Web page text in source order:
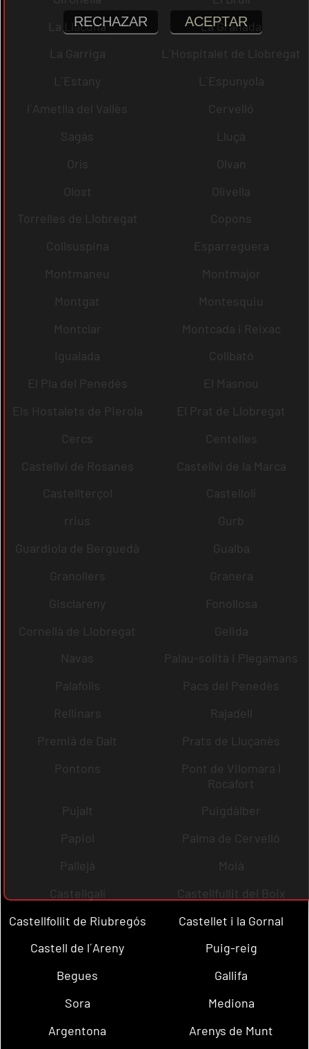
La Llacuna
La Granada
La Garriga
L´Hospitalet de Llobregat
L´Estany
L´Espunyola
l´Ametlla del Vallès
Cervelló
Sagàs
Lluçà
Orís
Olvan
Olost
Olivella
Torrelles de Llobregat
Copons
Collsuspina
Esparreguera
Montmaneu
Montmajor
Montgat
Montesquiu
Montclar
Montcada i Reixac
Igualada
Collbató
El Pla del Penedès
El Masnou
Els Hostalets de Pierola
El Prat de Llobregat
Cercs
Centelles
Castellví de Rosanes
Castellví de la Marca
Castellterçol
Castellolí
rrius
Gurb
Guardiola de Berguedà
Gualba
Granollers
Granera
Gisclareny
Fonollosa
Cornellà de Llobregat
Gelida
Navas
Palau-solità i Plegamans
Palafolls
Pacs del Penedès
Rellinars
Rajadell
Premià de Dalt
Prats de Lluçanès
Pontons
Pont de Vilomara i
Rocafort
Pujalt
Puigdàlber
Papiol
Palma de Cervelló
Pallejà
Moià
Castellgalí
Castellfullit del Boix
Castellfollit de Riubregós
Castellet i la Gornal
Castell de l´Areny
Puig-reig
Begues
Gallifa
Sora
Mediona
Argentona
Arenys de Munt
RECHAZAR ACEPTAR